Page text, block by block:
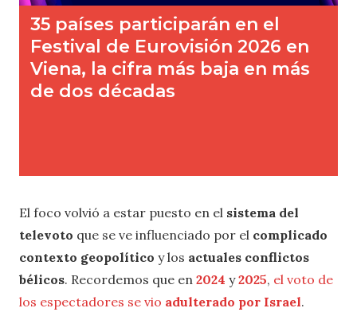
El foco volvió a estar puesto en el sistema del
televoto que se ve influenciado por el complicado
contexto geopolítico y los actuales conflictos
bélicos. Recordemos que en 2024 y2025, el voto de
los espectadores se vio adulterado por Israel.